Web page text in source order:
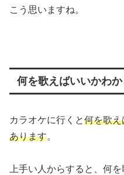
こう思いますね。
何を歌えばいいかわ
カラオケに行くと何を歌え
あります。
上手い人からすると、何